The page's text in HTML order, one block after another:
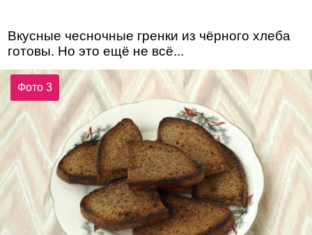
Вкусные чесночные гренки из чёрного хлеба
готовы. Но это ещё не всё...
Фото 3